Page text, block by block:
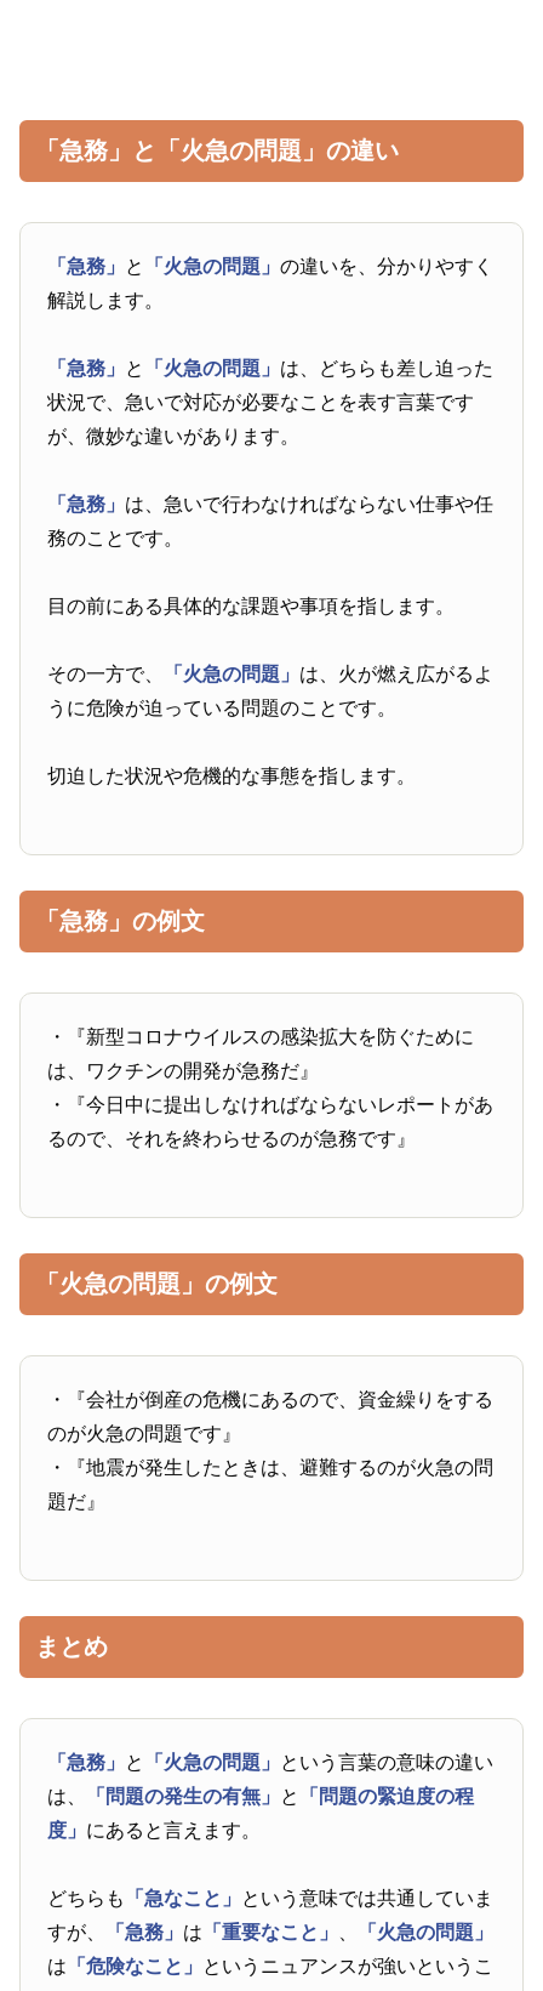
「急務」と「火急の問題」の違い
「急務」 と 「火急の問題」の違いを、分かりやすく
解説します。
「急務」 と 「火急の問題」 は、どちらも差し迫った
状況で、急いで対応が必要なことを表す言葉です
が、微妙な違いがあります。
「急務」 は、急いで行わなければならない仕事や任
務のことです。
目の前にある具体的な課題や事項を指します。
その一方で、 「火急の問題」 は、火が燃え広がるよ
うに危険が迫っている問題のことです。
切迫した状況や危機的な事態を指します。
「急務」の例文
・『新型コロナウイルスの感染拡大を防ぐために
は、ワクチンの開発が急務だ』
・『今日中に提出しなければならないレポートがあ
るので、それを終わらせるのが急務です』
「火急の問題」の例文
・『会社が倒産の危機にあるので、資金繰りをする
のが火急の問題です』
・『地震が発生したときは、避難するのが火急の問
題だ』
まとめ
「急務」 と 「火急の問題」 という言葉の意味の違い
は、
「問題の発生の有無」 と
「問題の緊迫度の程
度」 にあると言えます。
どちらも 「急なこと」 という意味では共通していま
すが、
「急務」 は 「重要なこと」
「火急の問題」
は 「危険なこと」 というニュアンスが強いというこ